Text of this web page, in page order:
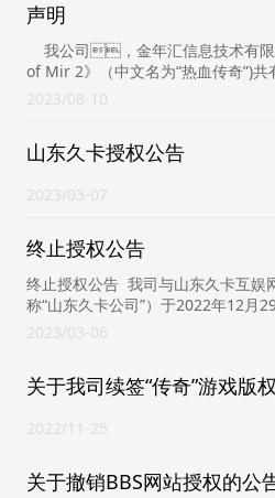
声明
我公司，金年汇信息技术有
of Mir 2》（中文名为“热血传奇”)共
2023 08-10
山东久卡授权公告
2023 03-07
终止授权公告
终止授权公告 我司与山东久卡互娱
称“山东久卡公司”）于2022年12月
议》，双方达成授权合作。...
2023 03-06
关于我司续签“传奇”游戏版权
2022 11-25
关于撤销BBS网站授权的公